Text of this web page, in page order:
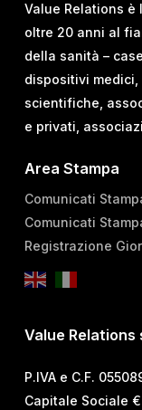
Value Relations è
oltre 20 anni al
della sanità –
dispositivi
scientifiche,
e privati,
Area Stampa
Comunicati
Comunicati
Registrazione
Value Relations
P.IVA e C.F.
Capitale Sociale